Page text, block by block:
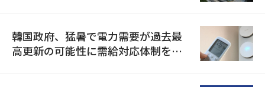
韓国政府、猛暑で電力需要が過去最
高更新の可能性に需給対応体制を点